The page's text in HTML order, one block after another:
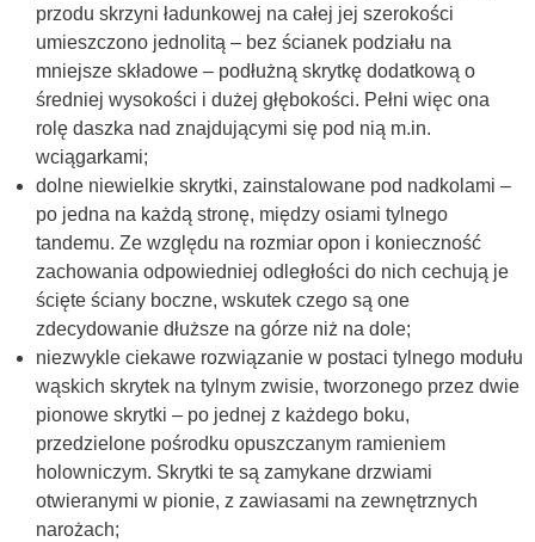
przodu skrzyni ładunkowej na całej jej szerokości
umieszczono jednolitą – bez ścianek podziału na
mniejsze składowe – podłużną skrytkę dodatkową o
średniej wysokości i dużej głębokości. Pełni więc ona
rolę daszka nad znajdującymi się pod nią m.in.
wciągarkami;
dolne niewielkie skrytki, zainstalowane pod nadkolami –
po jedna na każdą stronę, między osiami tylnego
tandemu. Ze względu na rozmiar opon i konieczność
zachowania odpowiedniej odległości do nich cechują je
ścięte ściany boczne, wskutek czego są one
zdecydowanie dłuższe na górze niż na dole;
niezwykle ciekawe rozwiązanie w postaci tylnego modułu
wąskich skrytek na tylnym zwisie, tworzonego przez dwie
pionowe skrytki – po jednej z każdego boku,
przedzielone pośrodku opuszczanym ramieniem
holowniczym. Skrytki te są zamykane drzwiami
otwieranymi w pionie, z zawiasami na zewnętrznych
narożach;